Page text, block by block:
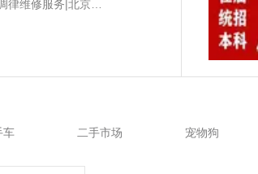
车 二手市场 宠物狗